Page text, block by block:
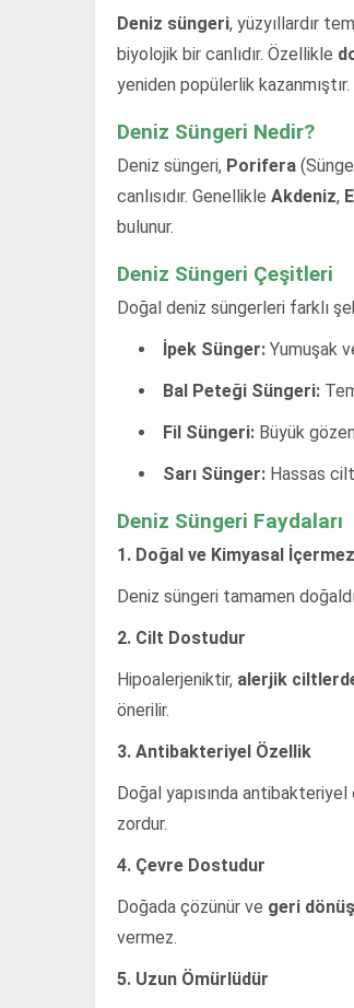
Deniz süngeri, yüzyıllardır
biyolojik bir canlıdır. Özellikle
yeniden popülerlik
Deniz Süngeri Nedir?
Deniz süngeri, Porifera
canlısıdır. Genellikle Akdeniz,
bulunur.
Deniz Süngeri Çeşitleri
Doğal deniz süngerleri farklı
İpek Sünger: Yumuşak
Bal Peteği Süngeri:
Fil Süngeri: Büyük
Sarı Sünger: Hassas
Deniz Süngeri Faydaları
1. Doğal ve Kimyasal İçermez
Deniz süngeri tamamen
2. Cilt Dostudur
Hipoalerjeniktir, alerjik
önerilir.
3. Antibakteriyel Özellik
Doğal yapısında antibakteriyel
zordur.
4. Çevre Dostudur
Doğada çözünür ve geri
vermez.
5. Uzun Ömürlüdür